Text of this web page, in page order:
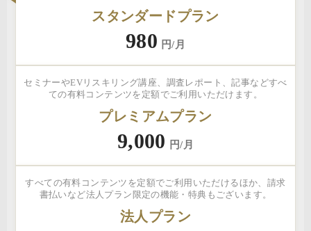
スタンダードプラン
980 円/月
セミナーやEVリスキリング講座、調査レポート、記事などすべ
ての有料コンテンツを定額でご利用いただけます。
プレミアムプラン
9,000 円/月
すべての有料コンテンツを定額でご利用いただけるほか、請求
書払いなど法人プラン限定の機能・特典もございます。
法人プラン